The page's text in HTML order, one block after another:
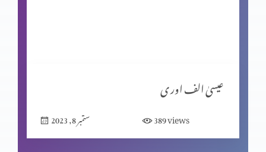
گنا ہ کی مزدوری
خدا اور ہم
عیسیٰ الف اور ی
ستمبر 8, 2023 389views